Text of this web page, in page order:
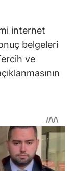
internet
belgeleri
ve